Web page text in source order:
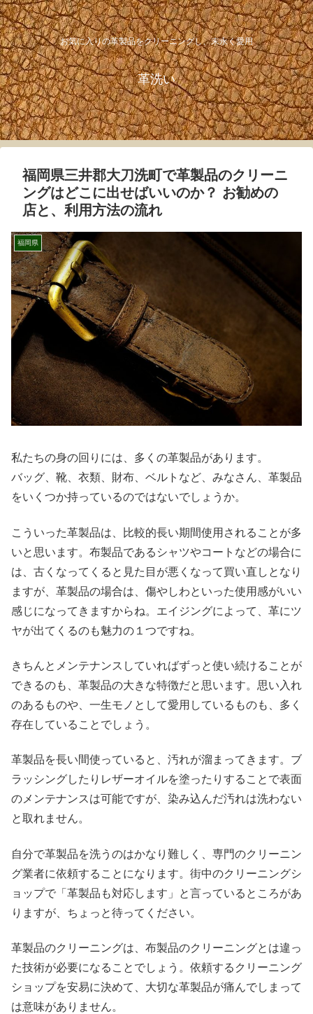
お気に入りの革製品をクリーニングし、末永く愛用
革洗い
福岡県三井郡大刀洗町で革製品のクリーニ
ングはどこに出せばいいのか？ お勧めの
店と、利用方法の流れ
福岡県
私たちの身の回りには、多くの革製品があります。
バッグ、靴、衣類、財布、ベルトなど、みなさん、革製品
をいくつか持っているのではないでしょうか。
こういった革製品は、比較的長い期間使用されることが多
いと思います。布製品であるシャツやコートなどの場合に
は、古くなってくると見た目が悪くなって買い直しとなり
ますが、革製品の場合は、傷やしわといった使用感がいい
感じになってきますからね。エイジングによって、革にツ
ヤが出てくるのも魅力の１つですね。
きちんとメンテナンスしていればずっと使い続けることが
できるのも、革製品の大きな特徴だと思います。思い入れ
のあるものや、一生モノとして愛用しているものも、多く
存在していることでしょう。
革製品を長い間使っていると、汚れが溜まってきます。ブ
ラッシングしたりレザーオイルを塗ったりすることで表面
のメンテナンスは可能ですが、染み込んだ汚れは洗わない
と取れません。
自分で革製品を洗うのはかなり難しく、専門のクリーニン
グ業者に依頼することになります。街中のクリーニングシ
ョップで「革製品も対応します」と言っているところがあ
りますが、ちょっと待ってください。
革製品のクリーニングは、布製品のクリーニングとは違っ
た技術が必要になることでしょう。依頼するクリーニング
ショップを安易に決めて、大切な革製品が痛んでしまって
は意味がありません。